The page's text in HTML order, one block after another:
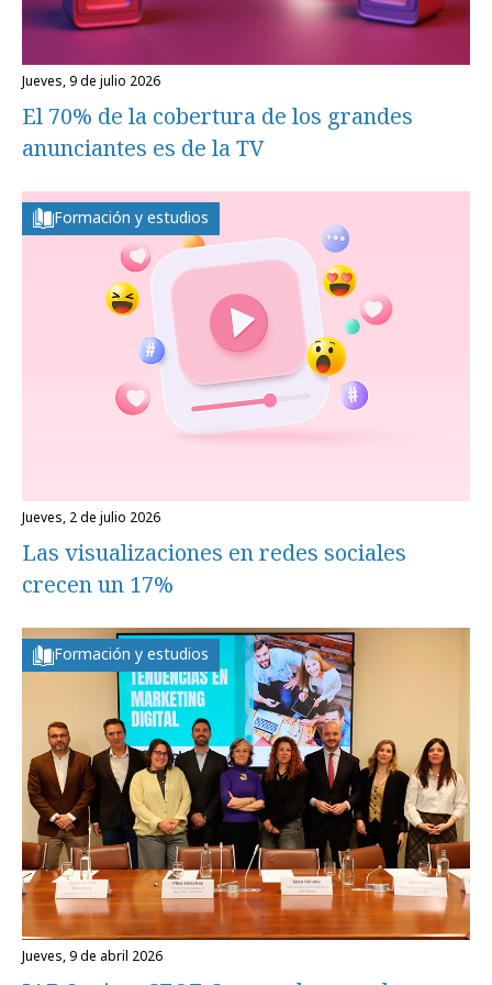
jueves, 9 de julio 2026
El 70% de la cobertura de los grandes
anunciantes es de la TV
Formación y estudios
jueves, 2 de julio 2026
Las visualizaciones en redes sociales
crecen un 17%
Formación y estudios
jueves, 9 de abril 2026